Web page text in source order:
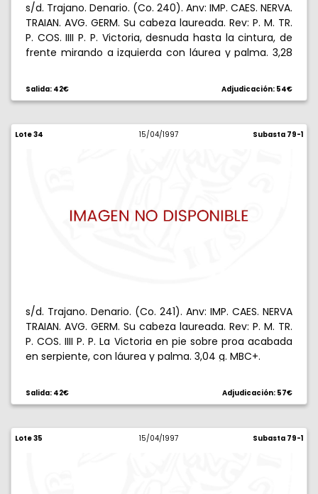
s/d. Trajano. Denario. (Co. 240). Anv: IMP. CAES. NERVA.
TRAIAN. AVG. GERM. Su cabeza laureada. Rev: P. M. TR.
P. COS. IIII P. P. Victoria, desnuda hasta la cintura, de
frente mirando a izquierda con láurea y palma. 3,28
Salida: 42€ Adjudicación: 54€
Lote 34 15/04/1997 Subasta 79-1
s/d. Trajano. Denario. (Co. 241). Anv: IMP. CAES. NERVA
TRAIAN. AVG. GERM. Su cabeza laureada. Rev: P. M. TR.
P. COS. IIII P. P. La Victoria en pie sobre proa acabada
en serpiente, con láurea y palma. 3,04 g. MBC+.
Salida: 42€ Adjudicación: 57€
Lote 35 15/04/1997 Subasta 79-1